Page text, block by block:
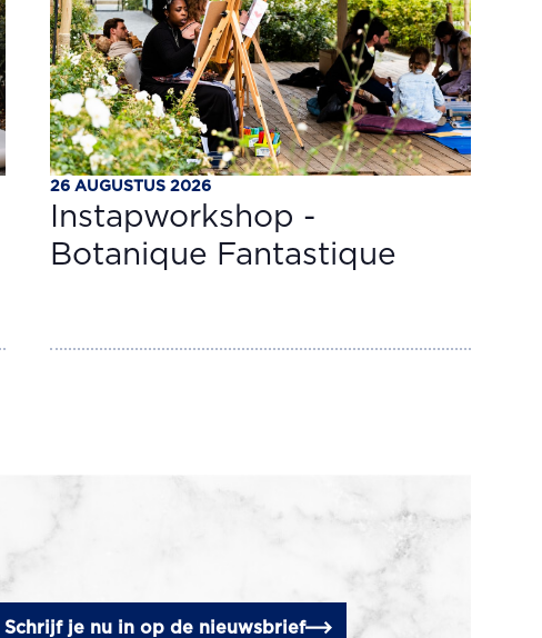
26 AUGUSTUS 2026
Instapworkshop -
Botanique Fantastique
Schrijf je nu in op de nieuwsbrief